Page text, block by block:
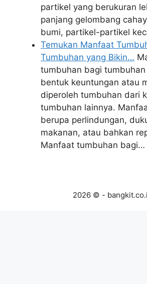
partikel yang berukuran
panjang gelombang
bumi, partikel-partikel
Temukan Manfaat
Tumbuhan yang Bikin…
tumbuhan bagi
bentuk keuntungan atau
diperoleh tumbuhan dari
tumbuhan lainnya.
berupa perlindungan,
makanan, atau bahkan
Manfaat tumbuhan bagi…
2026 © -